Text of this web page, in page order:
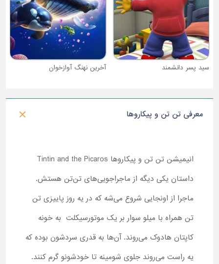
سید پسر دانشمند آخرین نهنگ آوازخوان
معرفی تن تن و پیکاروها
انیمیشن تن تن و پیکاروها Tintin and the Picaros
داستان یکی دیگه از ماجراجویی‌های تن‌تن هستش.
ماجرا از اونجایی شروع می‌شه که در یه روز پاییزی تن
تن همراه با میلو سوار بر یک موتورسیکلت به خونه
کاپتان هادوک می‌روند. آن‌ها به قدری سردشون بوده که
یه راست می‌روند جلوی شومینه تا خودشونو گرم کنند.